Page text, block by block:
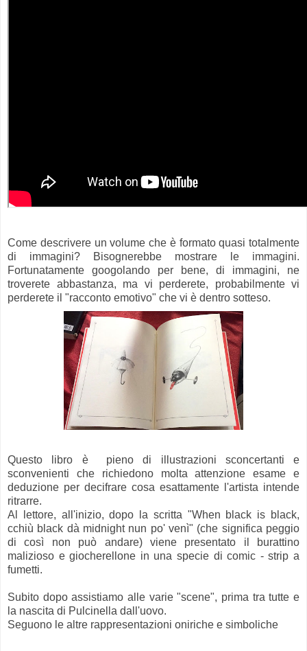
Come descrivere un volume che è formato quasi totalmente
di immagini? Bisognerebbe mostrare le immagini.
Fortunatamente googolando per bene, di immagini, ne
troverete abbastanza, ma vi perderete, probabilmente vi
perderete il "racconto emotivo" che vi è dentro sotteso.
Questo libro è pieno di illustrazioni sconcertanti e
sconvenienti che richiedono molta attenzione esame e
deduzione per decifrare cosa esattamente l'artista intende
ritrarre.
Al lettore, all'inizio, dopo la scritta "When black is black,
cchiù black dà midnight nun po' venì" (che significa peggio
di così non può andare) viene presentato il burattino
malizioso e giocherellone in una specie di comic - strip a
fumetti.
Subito dopo assistiamo alle varie "scene", prima tra tutte e
la nascita di Pulcinella dall'uovo.
Seguono le altre rappresentazioni oniriche e simboliche